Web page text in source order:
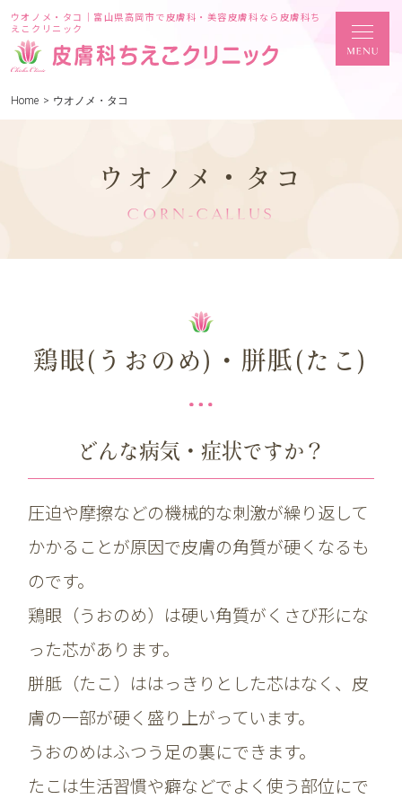
ウオノメ・タコ｜富山県高岡市で皮膚科・美容皮膚科なら皮膚科ち
えこクリニック
Home > ウオノメ・タコ
ウオノメ・タコ
CORN-CALLUS
鶏眼(うおのめ)・胼胝(たこ)
どんな病気・症状ですか？
圧迫や摩擦などの機械的な刺激が繰り返して
かかることが原因で皮膚の角質が硬くなるも
のです。
鶏眼（うおのめ）は硬い角質がくさび形にな
った芯があります。
胼胝（たこ）ははっきりとした芯はなく、皮
膚の一部が硬く盛り上がっています。
うおのめはふつう足の裏にできます。
たこは生活習慣や癖などでよく使う部位にで